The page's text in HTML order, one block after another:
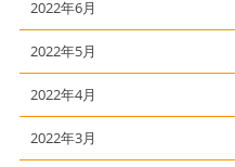
2022年6月
2022年5月
2022年4月
2022年3月